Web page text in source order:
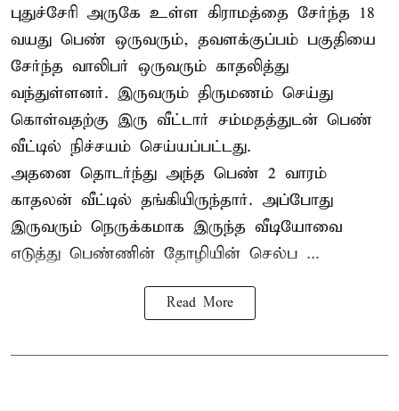
புதுச்சேரி அருகே உள்ள கிராமத்தை சேர்ந்த 18
வயது பெண் ஒருவரும், தவளக்குப்பம் பகுதியை
சேர்ந்த வாலிபர் ஒருவரும் காதலித்து
வந்துள்ளனர். இருவரும் திருமணம் செய்து
கொள்வதற்கு இரு வீட்டார் சம்மதத்துடன் பெண்
வீட்டில் நிச்சயம் செய்யப்பட்டது.
அதனை தொடர்ந்து அந்த பெண் 2 வாரம்
காதலன் வீட்டில் தங்கியிருந்தார். அப்போது
இருவரும் நெருக்கமாக இருந்த வீடியோவை
எடுத்து பெண்ணின் தோழியின் செல்ப ...
Read More